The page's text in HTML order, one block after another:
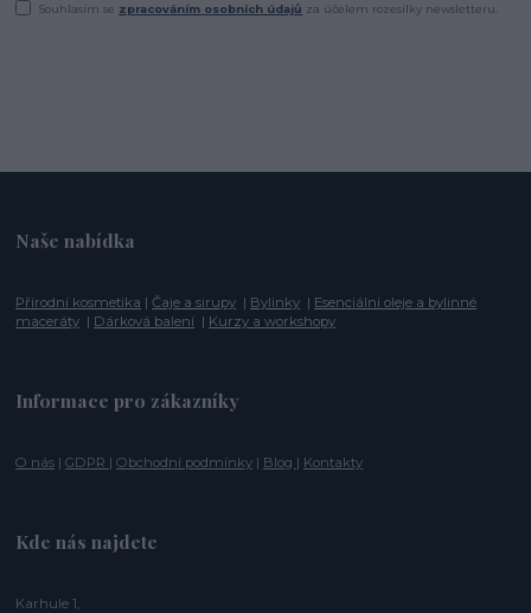
Souhlasím se zpracováním osobních údajů za účelem rozesílky newsletteru.
Naše nabídka
Přírodní kosmetika |Čaje a sirupy | Bylinky | Esenciální oleje a bylinné
maceráty | Dárková balení | Kurzy a workshopy
Informace pro zákazníky
O nás |GDPR |Obchodní podmínky | Blog | Kontakty
Kde nás najdete
Karhule 1,